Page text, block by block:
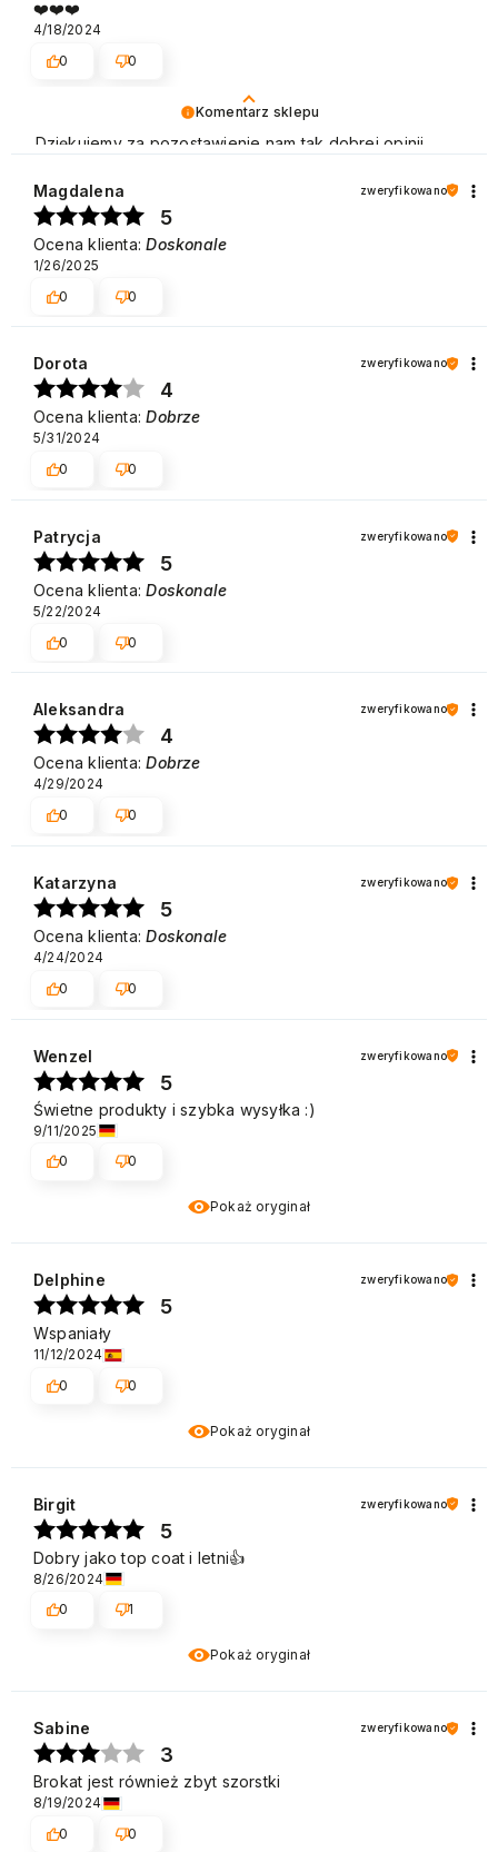
Komentarz sklepu
Dziękujemy za pozostawienie nam tak dobrej opinii.
recenzja potwierdza nasze wysiłki - dziękujemy raz
jeszcze i mamy nadzieję - do szybkiego zobaczenia!
Pozdrawiamy
❤️❤️❤️
4/18/2024
0
0
Magdalena zweryfikowano
5
Ocena klienta:Doskonale
1/26/2025
0
0
Dorota zweryfikowano
4
Ocena klienta:Dobrze
5/31/2024
0
0
Patrycja zweryfikowano
5
Ocena klienta:Doskonale
5/22/2024
0
0
Aleksandra zweryfikowano
4
Ocena klienta:Dobrze
4/29/2024
0
0
Katarzyna zweryfikowano
5
Ocena klienta:Doskonale
4/24/2024
0
0
Pokaż oryginał
Wenzel zweryfikowano
5
Świetne produkty i szybka wysyłka :)
9/11/2025
0
0
Pokaż oryginał
Delphine zweryfikowano
5
Wspaniały
11/12/2024
0
0
Pokaż oryginał
Birgit zweryfikowano
5
Dobry jako top coat i letni👍️
8/26/2024
0
1
Sabine zweryfikowano
3
Brokat jest również zbyt szorstki
8/19/2024
0
0